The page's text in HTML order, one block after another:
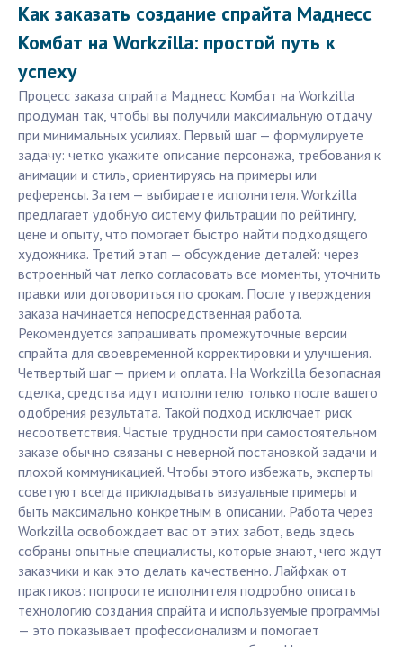
Как заказать создание спрайта Маднесс
Комбат на Workzilla: простой путь к
успеху
Процесс заказа спрайта Маднесс Комбат на Workzilla
продуман так, чтобы вы получили макcимальную отдачу
при минимальных усилиях. Первый шаг — формулируете
задачу: четко укажите описание персонажа, требования к
анимации и стиль, ориентируясь на примеры или
референсы. Затем — выбираете исполнителя. Workzilla
предлагает удобную систему фильтрации по рейтингу,
цене и опыту, что помогает быстро найти подходящего
художника. Третий этап — обсуждение деталей: через
встроенный чат легко согласовать все моменты, уточнить
правки или договориться по срокам. После утверждения
заказа начинается непосредственная работа.
Рекомендуется запрашивать промежуточные версии
спрайта для своевременной корректировки и улучшения.
Четвертый шаг — прием и оплата. На Workzilla безопасная
сделка, средства идут исполнителю только после вашего
одобрения результата. Такой подход исключает риск
несоответствия. Частые трудности при самостоятельном
заказе обычно связаны с неверной постановкой задачи и
плохой коммуникацией. Чтобы этого избежать, эксперты
советуют всегда прикладывать визуальные примеры и
быть максимально конкретным в описании. Работа через
Workzilla освобождает вас от этих забот, ведь здесь
собраны опытные специалисты, которые знают, чего ждут
заказчики и как это делать качественно. Лайфхак от
практиков: попросите исполнителя подробно описать
технологию создания спрайта и используемые программы
— это показывает профессионализм и помогает